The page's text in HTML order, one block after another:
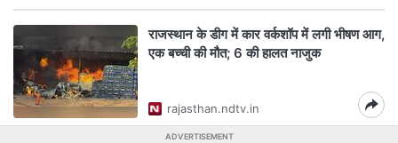
राजस्थान के डीग में कार वर्कशॉप में लगी भीषण आग,
एक बच्ची की मौत; 6 की हालत नाजुक
rajasthan.ndtv.in
ADVERTISEMENT